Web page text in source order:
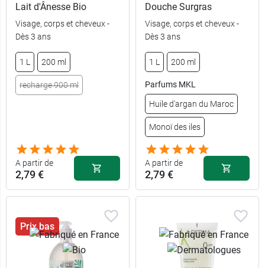
recharge 900
ml
5,49 €
200 ml 2,79 €
Lait d'Ânesse Bio
Visage, corps et cheveux -
Dès 3 ans
1 L 200 ml
recharge 900 ml
A partir de
2,79 €
Douche Surgras
Visage, corps et cheveux -
Dès 3 ans
1 L 200 ml
Parfums MKL
Huile d'argan du Maroc
Monoï des iles
A partir de
2,79 €
Prix bas